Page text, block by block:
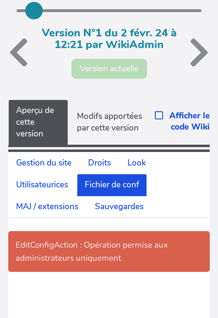
Version N°1 du 2 févr. 24 à
12:21 par WikiAdmin
Version actuelle
Aperçu de
cette
version
Modifs apportées
par cette version
Afficher le
code Wiki